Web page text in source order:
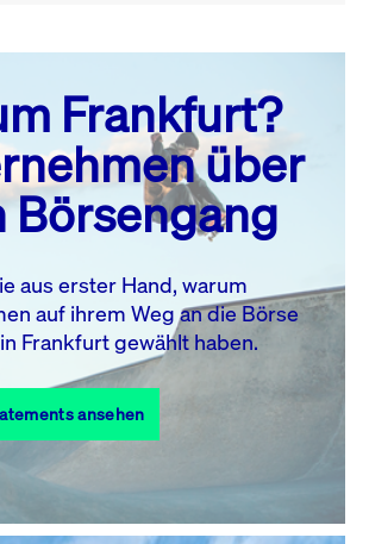
MI. DO. FR. SA. SO.
1
2
5 6 7 8
13 14
19 20 21 22
23
27 28
Alle Events
Frankfurt?
über
Börsengang
aus erster Hand, warum
auf ihrem Weg an die Börse
Frankfurt gewählt haben.
ansehen